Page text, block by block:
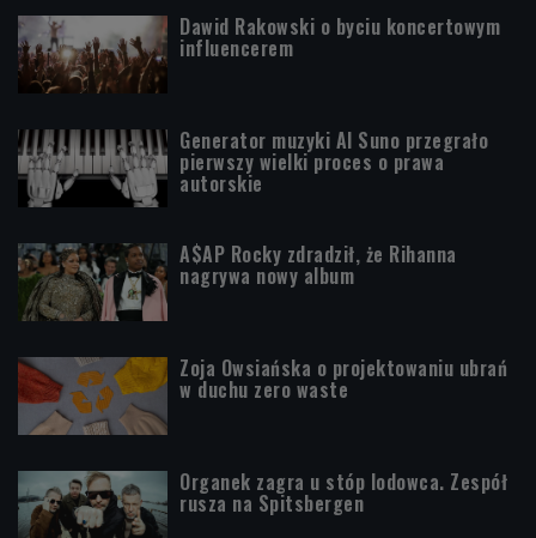
Dawid Rakowski o byciu koncertowym
influencerem
Generator muzyki AI Suno przegrało
pierwszy wielki proces o prawa
autorskie
A$AP Rocky zdradził, że Rihanna
nagrywa nowy album
Zoja Owsiańska o projektowaniu ubrań
w duchu zero waste
Organek zagra u stóp lodowca. Zespół
rusza na Spitsbergen